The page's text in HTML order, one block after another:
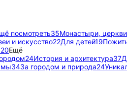
посмотреть35Монастыри,
и искусство22Для детей19
20Ещё
24История и архитектура37
34За городом и природа24